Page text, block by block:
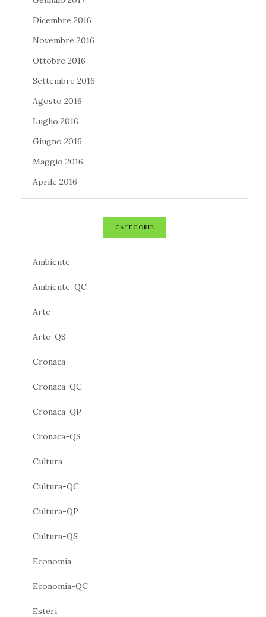
Dicembre 2016
Novembre 2016
Ottobre 2016
Settembre 2016
Agosto 2016
Luglio 2016
Giugno 2016
Maggio 2016
Aprile 2016
CATEGORIE
Ambiente
Ambiente-QC
Arte
Arte-QS
Cronaca
Cronaca-QC
Cronaca-QP
Cronaca-QS
Cultura
Cultura-QC
Cultura-QP
Cultura-QS
Economia
Economia-QC
Esteri